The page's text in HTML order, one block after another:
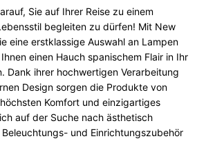
Sie auf Ihrer Reise zu einem
begleiten zu dürfen! Mit New
eine erstklassige Auswahl an Lampen
einen Hauch spanischem Flair in Ihr
Dank ihrer hochwertigen Verarbeitung
Design sorgen die Produkte von
Komfort und einzigartiges
auf der Suche nach ästhetisch
und Einrichtungszubehör